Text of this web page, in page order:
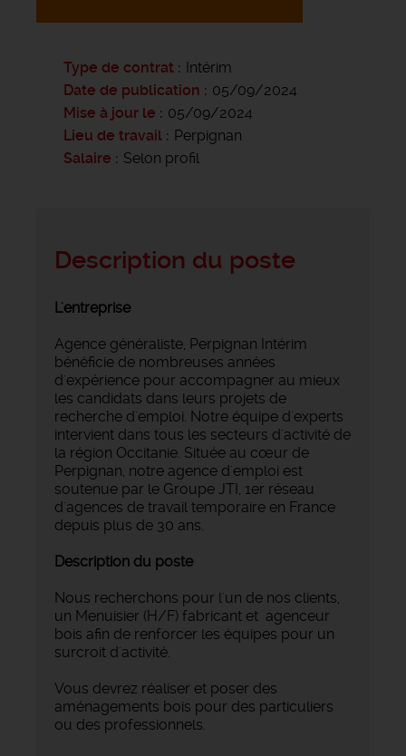
Type de contrat
Intérim
Date de publication
05/09/2024
Mise à jour le
05/09/2024
Lieu de travail
Perpignan
Salaire
Selon profil
Description du poste
L'entreprise
Agence généraliste, Perpignan Intérim
bénéficie de nombreuses années
d'expérience pour accompagner au mieux
les candidats dans leurs projets de
recherche d'emploi. Notre équipe d'experts
intervient dans tous les secteurs d'activité de
la région Occitanie. Située au cœur de
Perpignan, notre agence d'emploi est
soutenue par le Groupe JTI, 1er réseau
d'agences de travail temporaire en France
depuis plus de 30 ans.
Description du poste
Nous recherchons pour l'un de nos clients,
un Menuisier (H/F) fabricant et agenceur
bois afin de renforcer les équipes pour un
surcroit d'activité.
Vous devrez réaliser et poser des
aménagements bois pour des particuliers
ou des professionnels.